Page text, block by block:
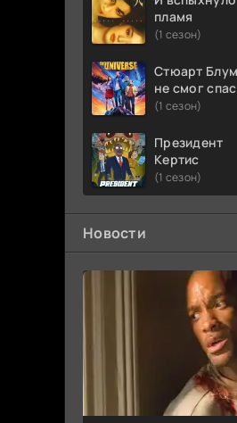
пламя
(1 сезон)
Стюарт Блум
не смог
вселенную
(1 сезон)
Президент
Кертис
(1 сезон)
Новости